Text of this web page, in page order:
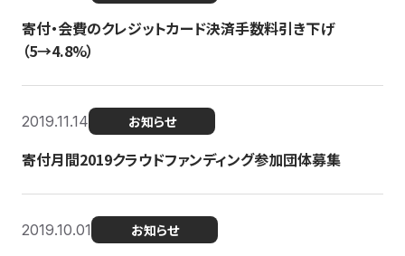
寄付・会費のクレジットカード決済手数料引き下げ
（5→4.8%）
2019.11.14 お知らせ
寄付月間2019クラウドファンディング参加団体募集
2019.10.01 お知らせ